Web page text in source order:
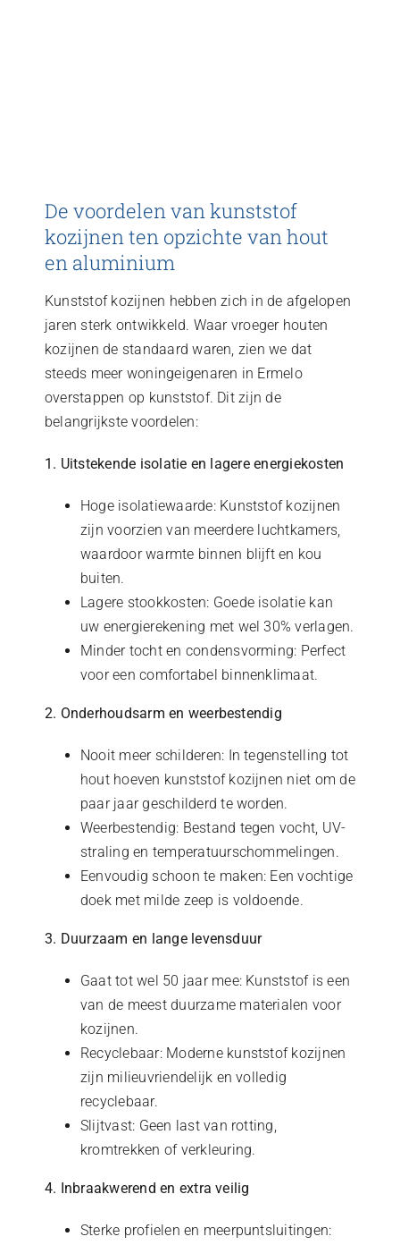
De voordelen van kunststof
kozijnen ten opzichte van hout
en aluminium
Kunststof kozijnen hebben zich in de afgelopen
jaren sterk ontwikkeld. Waar vroeger houten
kozijnen de standaard waren, zien we dat
steeds meer woningeigenaren in Ermelo
overstappen op kunststof. Dit zijn de
belangrijkste voordelen:
1. Uitstekende isolatie en lagere energiekosten
Hoge isolatiewaarde: Kunststof kozijnen
zijn voorzien van meerdere luchtkamers,
waardoor warmte binnen blijft en kou
buiten.
Lagere stookkosten: Goede isolatie kan
uw energierekening met wel 30% verlagen.
Minder tocht en condensvorming: Perfect
voor een comfortabel binnenklimaat.
2. Onderhoudsarm en weerbestendig
Nooit meer schilderen: In tegenstelling tot
hout hoeven kunststof kozijnen niet om de
paar jaar geschilderd te worden.
Weerbestendig: Bestand tegen vocht, UV-
straling en temperatuurschommelingen.
Eenvoudig schoon te maken: Een vochtige
doek met milde zeep is voldoende.
3. Duurzaam en lange levensduur
Gaat tot wel 50 jaar mee: Kunststof is een
van de meest duurzame materialen voor
kozijnen.
Recyclebaar: Moderne kunststof kozijnen
zijn milieuvriendelijk en volledig
recyclebaar.
Slijtvast: Geen last van rotting,
kromtrekken of verkleuring.
4. Inbraakwerend en extra veilig
Sterke profielen en meerpuntsluitingen: